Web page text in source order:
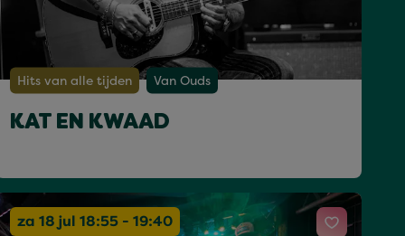
Hits van alle tijden Van Ouds
KAT EN KWAAD
za 18 jul 18:55 - 19:40